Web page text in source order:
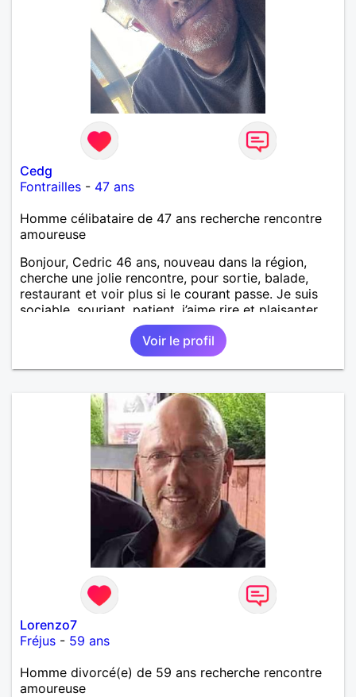
Cedg
Fontrailles - 47 ans
Homme célibataire de 47 ans recherche rencontre
amoureuse
Bonjour, Cedric 46 ans, nouveau dans la région,
cherche une jolie rencontre, pour sortie, balade,
restaurant et voir plus si le courant passe. Je suis
sociable, souriant, patient, j’aime rire et plaisanter..
Voir le profil
Lorenzo7
Fréjus - 59 ans
Homme divorcé(e) de 59 ans recherche rencontre
amoureuse